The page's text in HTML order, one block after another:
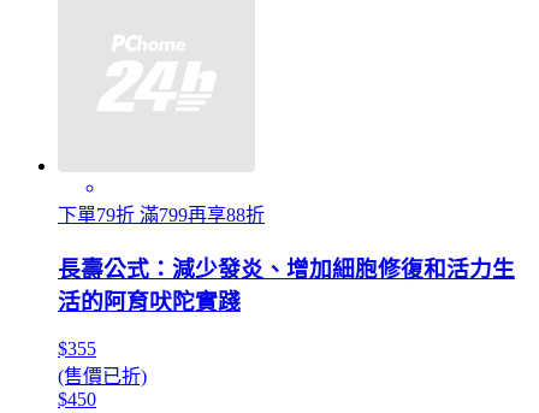
下單79折 滿799再享88折
長壽公式：減少發炎、增加細胞修復和活力生
活的阿育吠陀實踐
$355
(售價已折)
$450